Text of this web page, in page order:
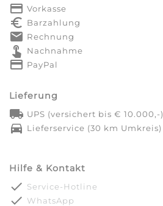
payment Vorkasse
euro_symbol Barzahlung
markunread Rechnung
touch_app Nachnahme
credit_card PayPal
Lieferung
local_shipping UPS (versichert bis € 10.000,-)
directions_car Lieferservice (30 km Umkreis)
Hilfe & Kontakt
done Service-Hotline
done WhatsApp